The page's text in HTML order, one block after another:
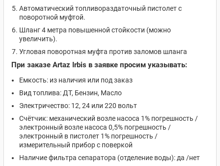
Автоматический топливораздаточный пистолет с
поворотной муфтой.
Шланг 4 метра повышенной стойкости (можно
увеличить).
Угловая поворотная муфта против заломов шланга
При заказе Artaz Irbis в заявке просим указывать:
Емкость: из наличия или под заказ
Вид топлива: ДТ, Бензин, Масло
Электричество: 12, 24 или 220 вольт
Счётчик: механический возле насоса 1% погрешность /
электронный возле насоса 0,5% погрешность /
электронный в пистолет 1% погрешность /
измерительный прибор с поверкой
Наличие фильтра сепаратора (отделение воды): да /нет